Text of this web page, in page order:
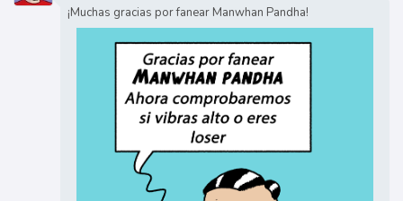
¡Muchas gracias por fanear Manwhan Pandha!